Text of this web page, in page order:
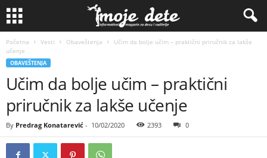
Početna Vesti Obaveštenja
Učim da bolje učim – praktični priručnik za lakše
učenje
OBAVEŠTENJA
Učim da bolje učim – praktični
priručnik za lakše učenje
By Predrag Konatarević - 10/02/2020 2393 0